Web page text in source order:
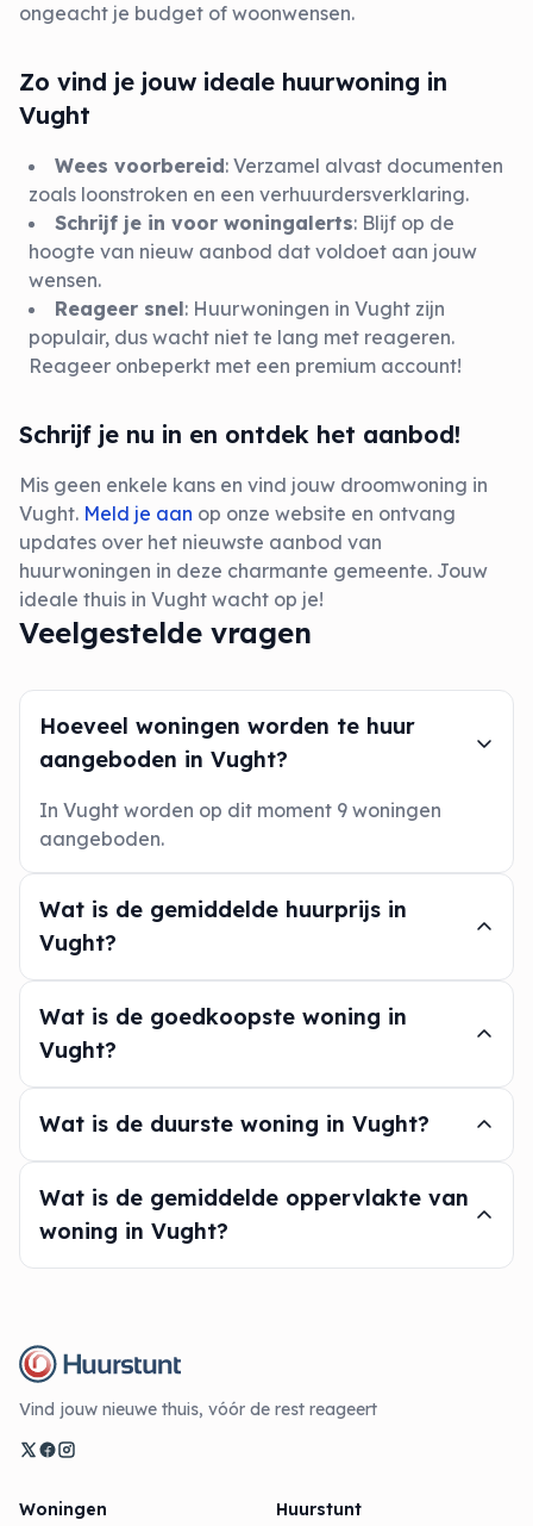
ongeacht je budget of woonwensen.
Zo vind je jouw ideale huurwoning in
Vught
Wees voorbereid: Verzamel alvast documenten
zoals loonstroken en een verhuurdersverklaring.
Schrijf je in voor woningalerts: Blijf op de
hoogte van nieuw aanbod dat voldoet aan jouw
wensen.
Reageer snel: Huurwoningen in Vught zijn
populair, dus wacht niet te lang met reageren.
Reageer onbeperkt met een premium account!
Schrijf je nu in en ontdek het aanbod!
Mis geen enkele kans en vind jouw droomwoning in
Vught. Meld je aan op onze website en ontvang
updates over het nieuwste aanbod van
huurwoningen in deze charmante gemeente. Jouw
ideale thuis in Vught wacht op je!
Veelgestelde vragen
Hoeveel woningen worden te huur
aangeboden in Vught?
In Vught worden op dit moment 9 woningen
aangeboden.
Wat is de gemiddelde huurprijs in
Vught?
Wat is de goedkoopste woning in
Vught?
Wat is de duurste woning in Vught?
Wat is de gemiddelde oppervlakte van
woning in Vught?
Vind jouw nieuwe thuis, vóór de rest reageert
Woningen
Huurstunt